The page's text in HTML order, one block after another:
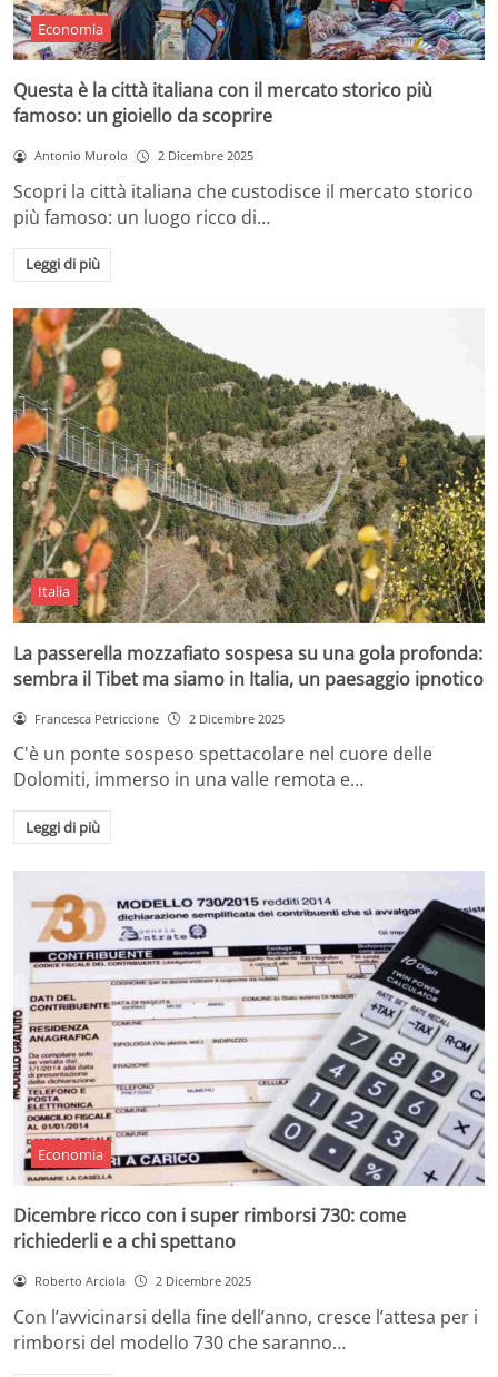
Economia
Questa è la città italiana con il mercato storico più
famoso: un gioiello da scoprire
Antonio Murolo 2 Dicembre 2025
Scopri la città italiana che custodisce il mercato storico
più famoso: un luogo ricco di…
Leggi di più
Italia
La passerella mozzafiato sospesa su una gola profonda:
sembra il Tibet ma siamo in Italia, un paesaggio ipnotico
Francesca Petriccione 2 Dicembre 2025
C'è un ponte sospeso spettacolare nel cuore delle
Dolomiti, immerso in una valle remota e…
Leggi di più
Economia
Dicembre ricco con i super rimborsi 730: come
richiederli e a chi spettano
Roberto Arciola 2 Dicembre 2025
Con l’avvicinarsi della fine dell’anno, cresce l’attesa per i
rimborsi del modello 730 che saranno…